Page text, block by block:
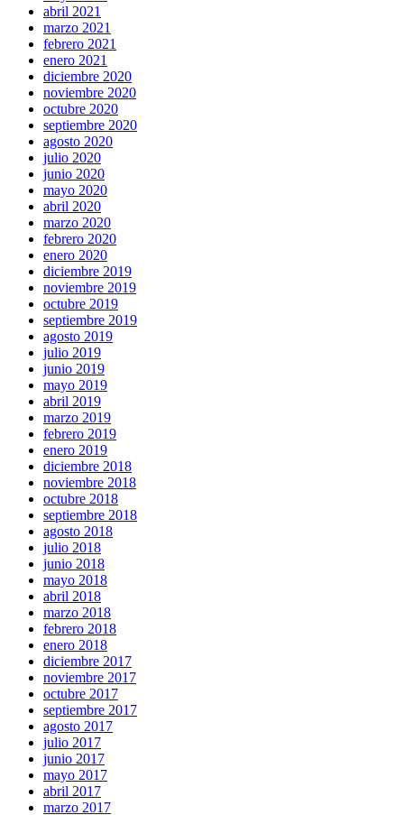
abril 2021
marzo 2021
febrero 2021
enero 2021
diciembre 2020
noviembre 2020
octubre 2020
septiembre 2020
agosto 2020
julio 2020
junio 2020
mayo 2020
abril 2020
marzo 2020
febrero 2020
enero 2020
diciembre 2019
noviembre 2019
octubre 2019
septiembre 2019
agosto 2019
julio 2019
junio 2019
mayo 2019
abril 2019
marzo 2019
febrero 2019
enero 2019
diciembre 2018
noviembre 2018
octubre 2018
septiembre 2018
agosto 2018
julio 2018
junio 2018
mayo 2018
abril 2018
marzo 2018
febrero 2018
enero 2018
diciembre 2017
noviembre 2017
octubre 2017
septiembre 2017
agosto 2017
julio 2017
junio 2017
mayo 2017
abril 2017
marzo 2017